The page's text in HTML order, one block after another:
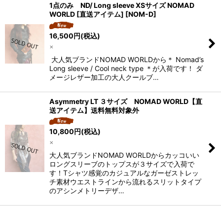
1点のみ ND/ Long sleeve XSサイズ NOMAD
WORLD [直送アイテム] [NOM-D]
16,500円(税込)
×
大人気ブランドNOMAD WORLDから＊ Nomad’s
Long sleeve / Cool neck type ＊が入荷です！ ダ
メージレザー加工の大人クールブ…
Asymmetry LT ３サイズ NOMAD WORLD【直
送アイテム】送料無料対象外
10,800円(税込)
×
大人気ブランドNOMAD WORLDからカッコいい
ロングスリーブのトップスが３サイズで入荷で
す！Tシャツ感覚のカジュアルなガーゼストレッ
チ素材ウエストラインから流れるスリットタイプ
のアシンメトリーデザ…